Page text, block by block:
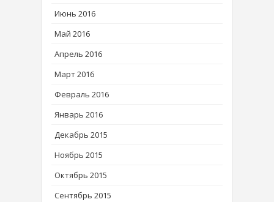
Июнь 2016
Май 2016
Апрель 2016
Март 2016
Февраль 2016
Январь 2016
Декабрь 2015
Ноябрь 2015
Октябрь 2015
Сентябрь 2015